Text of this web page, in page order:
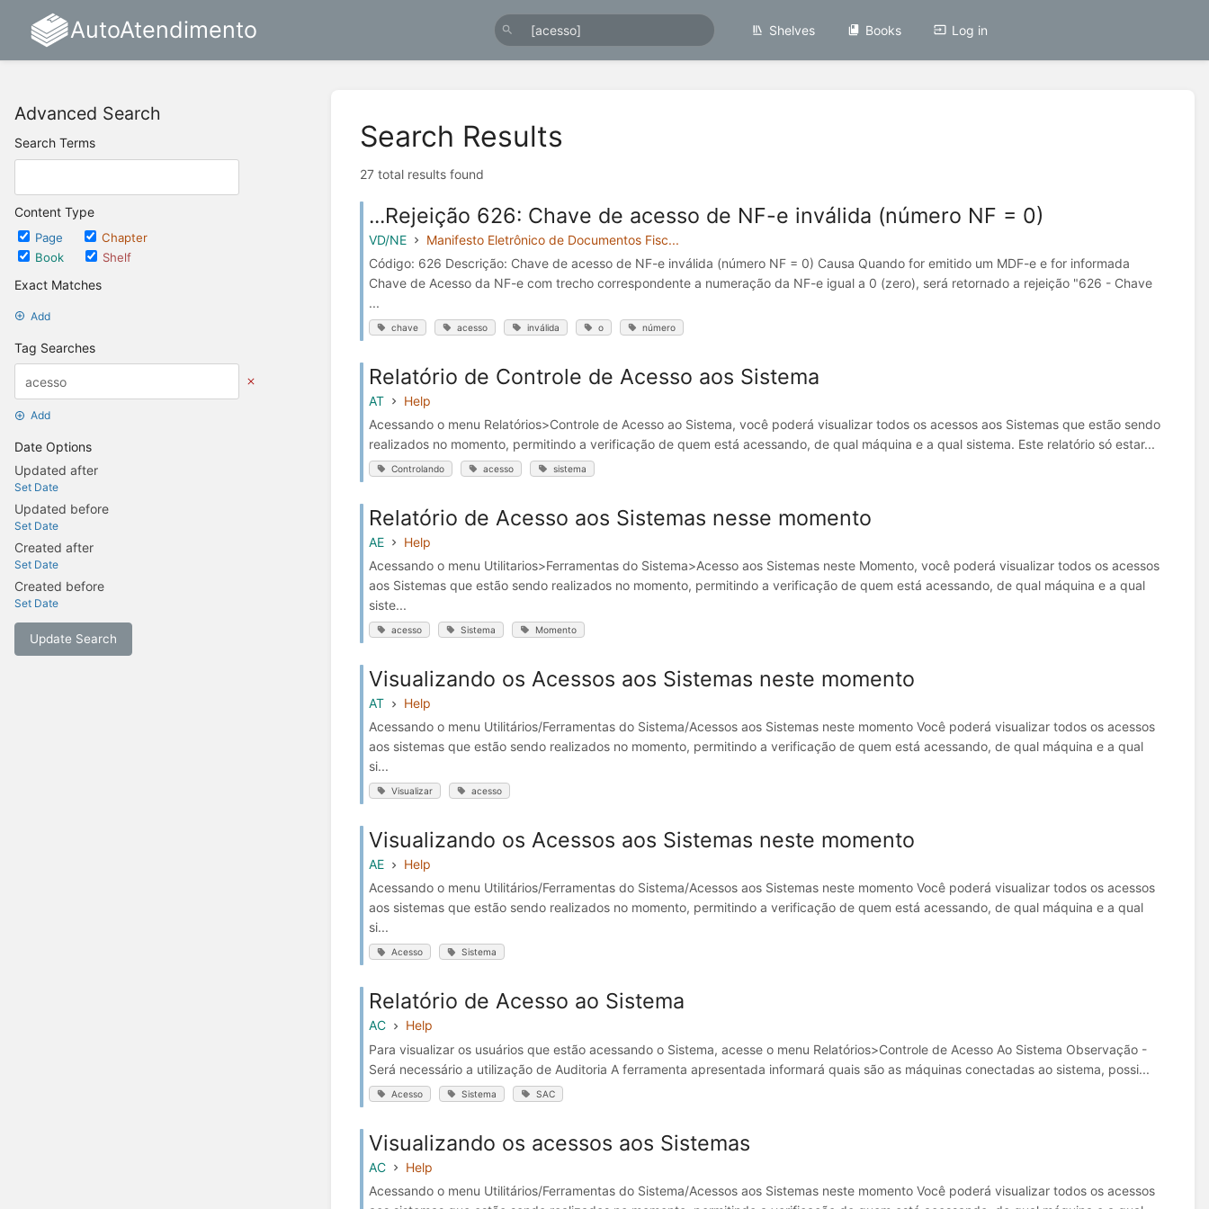
AutoAtendimento Shelves Books Log in
Advanced Search
Search Terms
Content Type
Page
Chapter
Book
Shelf
Exact Matches
Add
Tag Searches
Add
Date Options
Updated after
Set Date
Updated before
Set Date
Created after
Set Date
Created before
Set Date
Update Search
Search Results
27 total results found
...Rejeição 626: Chave de acesso de NF-e inválida (número NF = 0)
VD/NE
Manifesto Eletrônico de Documentos Fisc...
Código: 626 Descrição: Chave de acesso de NF-e inválida (número NF = 0) Causa Quando for emitido um MDF-e e for informada
Chave de Acesso da NF-e com trecho correspondente a numeração da NF-e igual a 0 (zero), será retornado a rejeição "626 - Chave
...
chave acesso inválida o número
Relatório de Controle de Acesso aos Sistema
AT
Help
Acessando o menu Relatórios>Controle de Acesso ao Sistema, você poderá visualizar todos os acessos aos Sistemas que estão sendo
realizados no momento, permitindo a verificação de quem está acessando, de qual máquina e a qual sistema. Este relatório só estar...
Controlando acesso sistema
Relatório de Acesso aos Sistemas nesse momento
AE
Help
Acessando o menu Utilitarios>Ferramentas do Sistema>Acesso aos Sistemas neste Momento, você poderá visualizar todos os acessos
aos Sistemas que estão sendo realizados no momento, permitindo a verificação de quem está acessando, de qual máquina e a qual
siste...
acesso Sistema Momento
Visualizando os Acessos aos Sistemas neste momento
AT
Help
Acessando o menu Utilitários/Ferramentas do Sistema/Acessos aos Sistemas neste momento Você poderá visualizar todos os acessos
aos sistemas que estão sendo realizados no momento, permitindo a verificação de quem está acessando, de qual máquina e a qual
si...
Visualizar acesso
Visualizando os Acessos aos Sistemas neste momento
AE
Help
Acessando o menu Utilitários/Ferramentas do Sistema/Acessos aos Sistemas neste momento Você poderá visualizar todos os acessos
aos sistemas que estão sendo realizados no momento, permitindo a verificação de quem está acessando, de qual máquina e a qual
si...
Acesso Sistema
Relatório de Acesso ao Sistema
AC
Help
Para visualizar os usuários que estão acessando o Sistema, acesse o menu Relatórios>Controle de Acesso Ao Sistema Observação -
Será necessário a utilização de Auditoria A ferramenta apresentada informará quais são as máquinas conectadas ao sistema, possi...
Acesso Sistema SAC
Visualizando os acessos aos Sistemas
AC
Help
Acessando o menu Utilitários/Ferramentas do Sistema/Acessos aos Sistemas neste momento Você poderá visualizar todos os acessos